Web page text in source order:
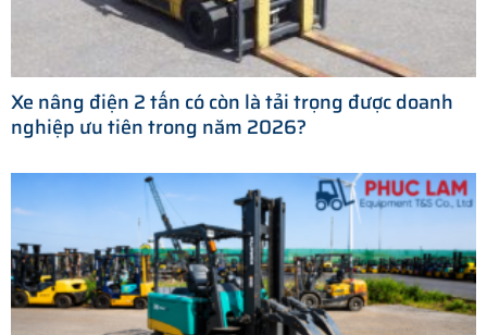
Xe nâng điện 2 tấn có còn là tải trọng được doanh
nghiệp ưu tiên trong năm 2026?